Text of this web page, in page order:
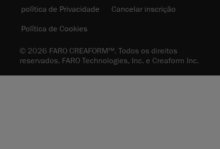
© 2026 FARO CREAFORM™. Todos os direitos
reservados. FARO Technologies, Inc. e Creaform Inc.
política de Privacidade
Cancelar inscrição
Política de Cookies